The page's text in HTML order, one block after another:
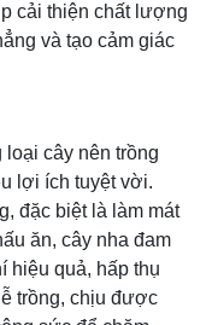
cải thiện chất lượng
và tạo cảm giác
cây nên trồng
lợi ích tuyệt vời.
đặc biệt là làm mát
ăn, cây nha đam
hiệu quả, hấp thụ
trồng, chịu được